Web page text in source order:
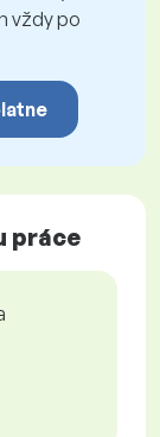
vždy po
práce